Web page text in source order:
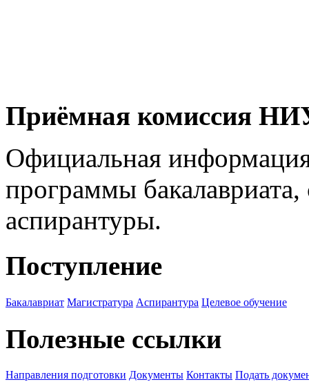
Приёмная комиссия
Официальная
программы
аспирантуры.
Поступление
Бакалавриат Магистратура Аспирантура Целевое обучение
Полезные ссылки
Направления подготовки Документы Контакты Подать